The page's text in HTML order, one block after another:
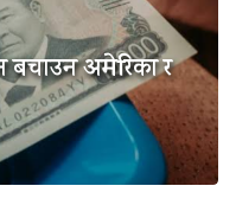
अमेरिका र